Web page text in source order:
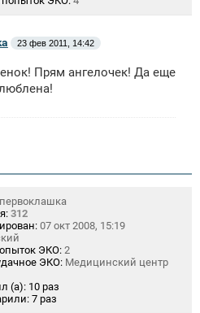
23 фев 2011, 14:42
Прям ангелочек! Да еще
312
07 окт 2008, 15:19
ЭКО: 2
ЭКО: Медицинский центр
(а): 10 раз
7 раз